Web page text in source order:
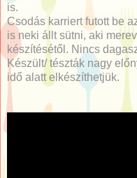
is.
Csodás karriert futott be
is neki állt sütni, aki
készítésétől. Nincs
Készült/ tészták nagy
idő alatt elkészíthetjük.